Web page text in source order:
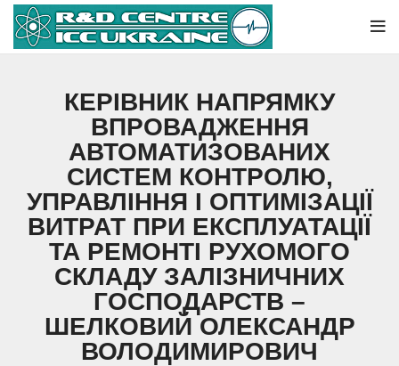
КЕРІВНИК НАПРЯМКУ
ВПРОВАДЖЕННЯ
АВТОМАТИЗОВАНИХ
СИСТЕМ КОНТРОЛЮ,
УПРАВЛІННЯ І ОПТИМІЗАЦІЇ
ВИТРАТ ПРИ ЕКСПЛУАТАЦІЇ
ТА РЕМОНТІ РУХОМОГО
СКЛАДУ ЗАЛІЗНИЧНИХ
ГОСПОДАРСТВ –
ШЕЛКОВИЙ ОЛЕКСАНДР
ВОЛОДИМИРОВИЧ